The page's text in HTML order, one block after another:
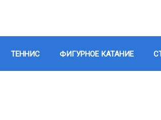
ТЕННИС ФИГУРНОЕ КАТАНИЕ